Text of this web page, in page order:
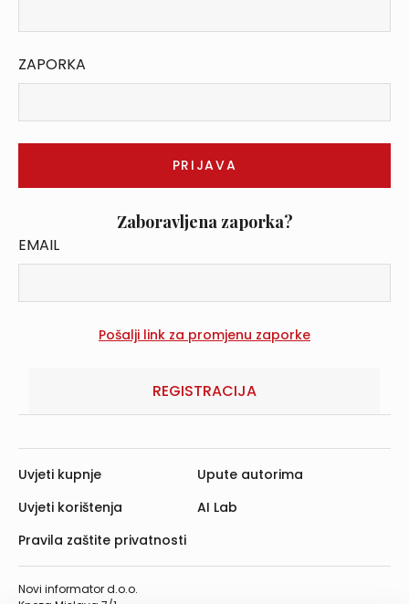
ZAPORKA
Zaboravljena zaporka?
EMAIL
REGISTRACIJA
Novi informator d.o.o.
Uvjeti kupnje
Uvjeti korištenja
Pravila zaštite privatnosti
Upute autorima
AI Lab